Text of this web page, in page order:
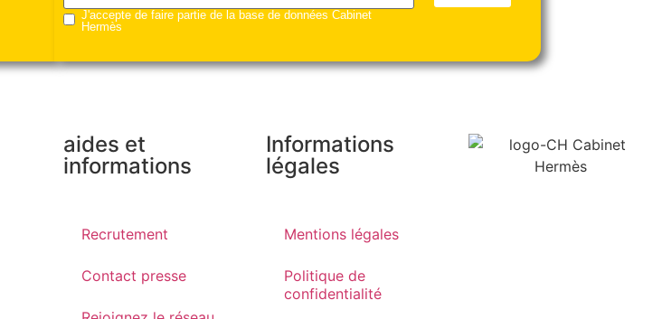
J'accepte de faire partie de la base de données Cabinet
Hermès
aides et
informations
Recrutement
Contact presse
Informations
légales
Mentions légales
Politique de
confidentialité